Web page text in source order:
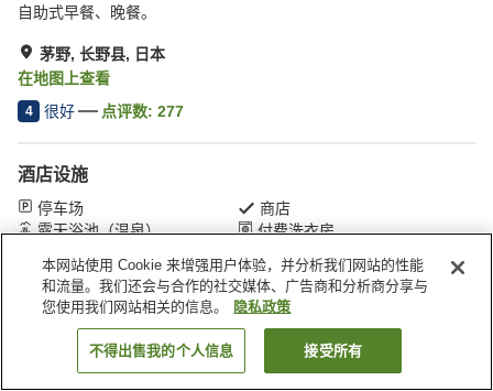
自助式早餐、晚餐。
茅野, 长野县, 日本
在地图上查看
4 很好 点评数: 277
酒店设施
停车场
商店
露天浴池（温泉）
付费洗衣房
首页 日本 长野县 茅野 ＂烟斗的烟＂旅馆（白桦湖店）
搜索客房
本网站使用 Cookie 来增强用户体验，并分析我们网站的性能
和流量。我们还会与合作的社交媒体、广告商和分析商分享与
您使用我们网站相关的信息。
隐私政策
不得出售我的个人信息 接受所有